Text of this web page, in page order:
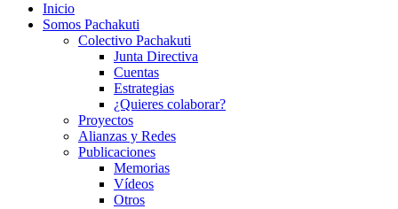
Inicio
Somos Pachakuti
Colectivo Pachakuti
Junta Directiva
Cuentas
Estrategias
¿Quieres colaborar?
Proyectos
Alianzas y Redes
Publicaciones
Memorias
Vídeos
Otros